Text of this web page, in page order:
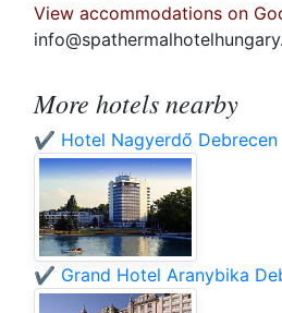
View accommodations on
More hotels nearby
✔️ Hotel Nagyerdő Debrecen
✔️ Grand Hotel Aranybika